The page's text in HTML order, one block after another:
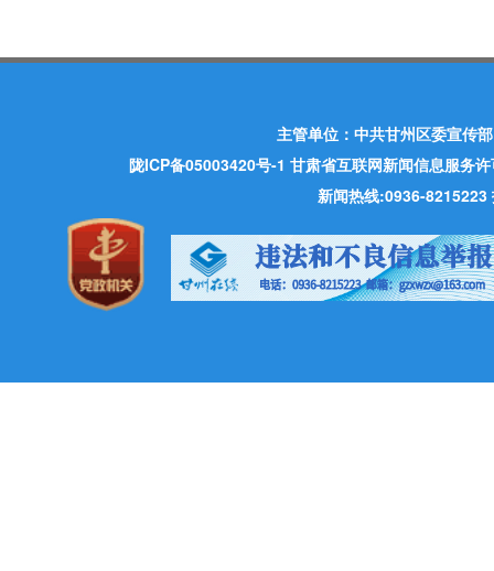
主管单位：中共甘州区委宣传
陇ICP备05003420号-1 甘肃省互联网新闻信息服务
新闻热线:0936-8215223